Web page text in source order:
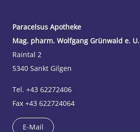
Paracelsus Apotheke
Mag. pharm. Wolfgang Grünwald e. U.
Raintal 2
5340 Sankt Gilgen
Tel. +43 62272406
Fax +43 622724064
E-Mail